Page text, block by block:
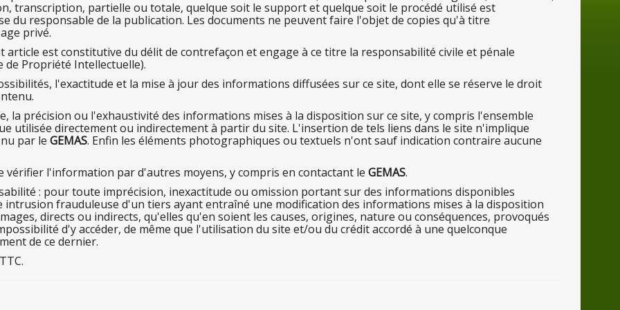
transcription, partielle ou totale, quelque soit le support et quelque soit le procédé utilisé est
du responsable de la publication. Les documents ne peuvent faire l'objetde copies qu'à titre
privé.
article est constitutive du délitde contrefaçon et engage à ce titre la responsabilité civile et pénale
de Propriété Intellectuelle).
l'exactitude et la mise à jourdes informations diffusées surce site, dont elle se réserve le droit
la précision ou l'exhaustivité des informations mises à la disposition surce site, ycompris l'ensemble
utilisée directement ou indirectementà partirdu site. L'insertion de tels liens dans le site n'implique
par le GEMAS. Enfin les éléments photographiques ou textuels n'ontsauf indication contraire aucune
vérifier l'information pard'autres moyens, ycompris en contactant le GEMAS.
: pourtoute imprécision, inexactitude ou omission portantsurdes informations disponibles
intrusion frauduleuse d'un tiers ayant entraîné une modification des informations mises à la disposition
directs ou indirects, qu'elles qu'en soient les causes, origines, nature ou conséquences, provoqués
d'yaccéder, de même que l'utilisation du site et/ou du crédit accordé à une quelconque
de ce dernier.